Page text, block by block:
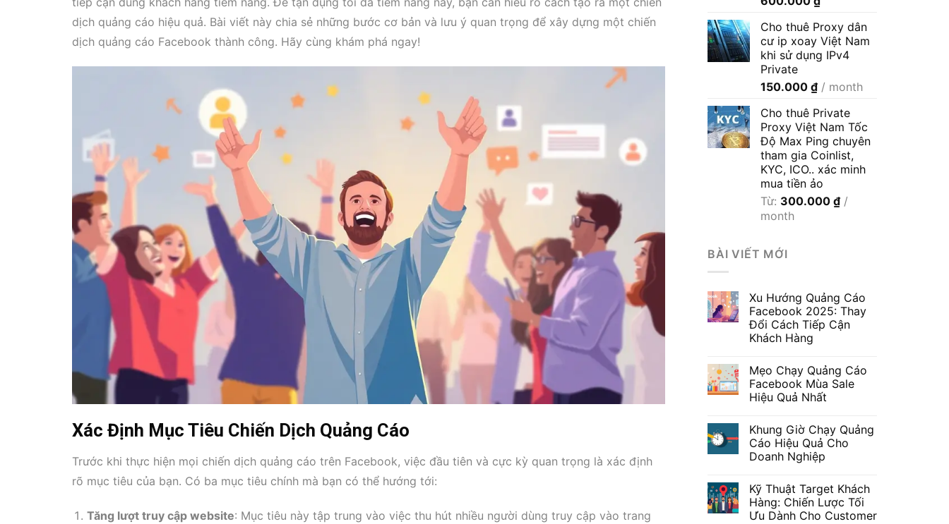
dịch quảng cáo hiệu quả. Bài viết này chia sẻ những bước cơ bản và lưu ý quan trọng để xây dựng một chiến
dịch quảng cáo Facebook thành công. Hãy cùng khám phá ngay!
Xác Định Mục Tiêu Chiến Dịch Quảng Cáo
Trước khi thực hiện mọi chiến dịch quảng cáo trên Facebook, việc đầu tiên và cực kỳ quan trọng là xác định
rõ mục tiêu của bạn. Có ba mục tiêu chính mà bạn có thể hướng tới:
Tăng lượt truy cập website: Mục tiêu này tập trung vào việc thu hút nhiều người dùng truy cập vào trang
từ
35.000 ₫
đến
Cho thuê Proxy dân
cư ip xoay Việt Nam
khi sử dụng IPv4
Private
150.000 ₫ / month
Cho thuê Private
Proxy Việt Nam Tốc
Độ Max Ping chuyên
tham gia Coinlist,
KYC, ICO.. xác minh
mua tiền ảo
Từ: 300.000 ₫ /
month
BÀI VIẾT MỚI
Xu Hướng Quảng Cáo
Facebook 2025: Thay
Đổi Cách Tiếp Cận
Khách Hàng
Mẹo Chạy Quảng Cáo
Facebook Mùa Sale
Hiệu Quả Nhất
Khung Giờ Chạy Quảng
Cáo Hiệu Quả Cho
Doanh Nghiệp
Kỹ Thuật Target Khách
Hàng: Chiến Lược Tối
Ưu Dành Cho Customer